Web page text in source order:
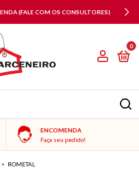
(FALE COM OS CONSULTORES)
0
ENCOMENDA
Faça seu pedido!
> ROMETAL